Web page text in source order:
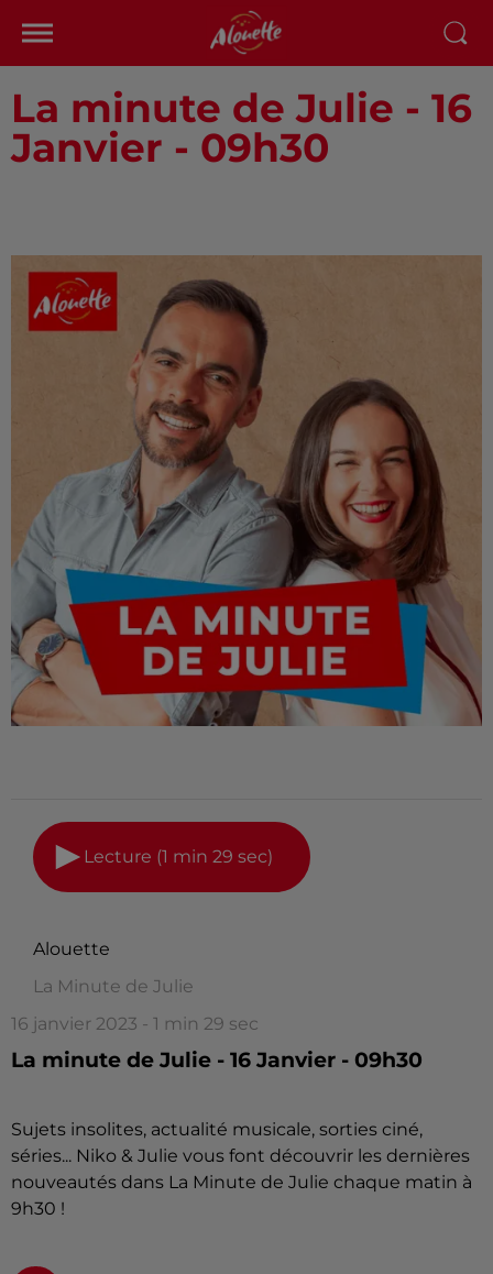
La minute de Julie - 16
Janvier - 09h30
Lecture (1 min 29 sec)
Alouette
La Minute de Julie
16 janvier 2023 - 1 min 29 sec
La minute de Julie - 16 Janvier - 09h30
Sujets insolites, actualité musicale, sorties ciné,
séries... Niko & Julie vous font découvrir les dernières
nouveautés dans La Minute de Julie chaque matin à
9h30 !